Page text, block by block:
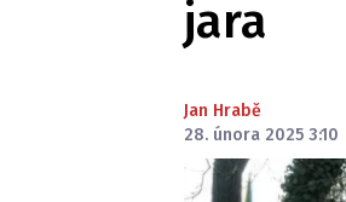
jara
Jan Hrabě
28. února 2025 3:10